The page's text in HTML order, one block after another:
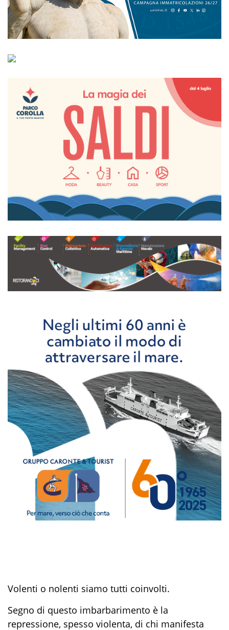
Volenti o nolenti siamo tutti coinvolti.
Segno di questo imbarbarimento è la
repressione, spesso violenta, di chi manifesta